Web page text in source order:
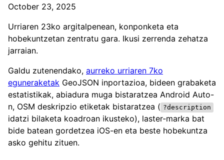
October 23, 2025
Urriaren 23ko argitalpenean, konponketa eta
hobekuntzetan zentratu gara. Ikusi zerrenda zehatza
jarraian.
Galdu zutenendako, aurreko urriaren 7ko
eguneraketak GeoJSON inportazioa, bideen grabaketa
estatistikak, abiadura muga bistaratzea Android Auto-
n, OSM deskripzio etiketak bistaratzea ( ?description
idatzi bilaketa koadroan ikusteko), laster-marka bat
bide batean gordetzea iOS-en eta beste hobekuntza
asko gehitu zituen.